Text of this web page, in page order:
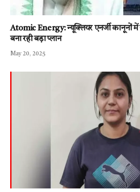
Atomic Energy: न्यूक्लियर एनर्जी कानूनों में
बना रही बड़ा प्लान
May 20, 2025